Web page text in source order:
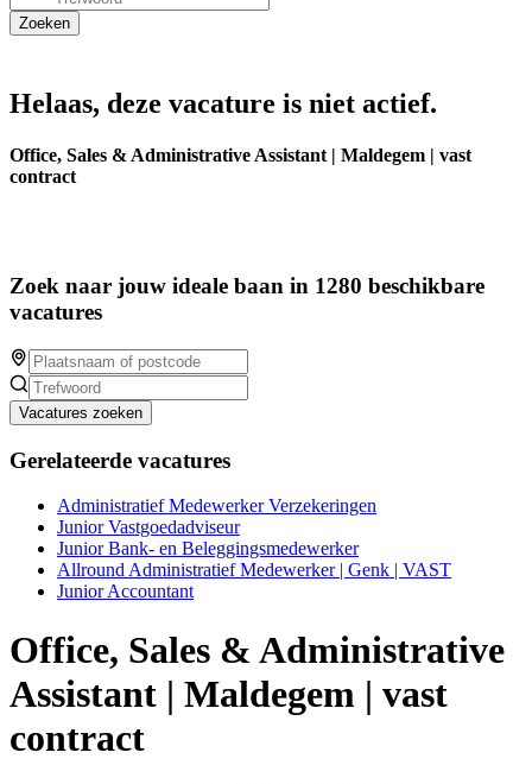
Helaas, deze vacature is niet actief.
Office, Sales & Administrative Assistant | Maldegem | vast
contract
Zoek naar jouw ideale baan in 1280 beschikbare
vacatures
Vacatures zoeken
Gerelateerde vacatures
Administratief Medewerker Verzekeringen
Junior Vastgoedadviseur
Junior Bank- en Beleggingsmedewerker
Allround Administratief Medewerker | Genk | VAST
Junior Accountant
Office, Sales & Administrative
Assistant | Maldegem | vast
contract